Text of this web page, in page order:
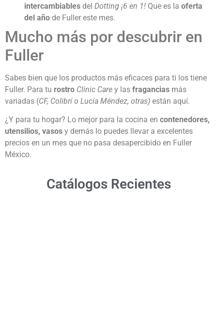
intercambiables del Dotting ¡6 en 1! Que es la oferta
del año de Fuller este mes.
Mucho más por descubrir en
Fuller
Sabes bien que los productos más eficaces para ti los tiene
Fuller. Para tu rostro Clinic Care y las fragancias más
variadas (CF, Colibrí o Lucía Méndez, otras) están aquí.
¿Y para tu hogar? Lo mejor para la cocina en contenedores,
utensilios, vasos y demás lo puedes llevar a excelentes
precios en un mes que no pasa desapercibido en Fuller
México.
Catálogos Recientes